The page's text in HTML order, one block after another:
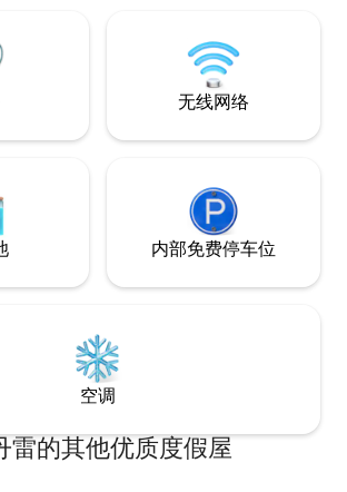
others Special
器 15kVa发电机。
无线网络
内部免费停车位
空调
雷的其他优质度假屋